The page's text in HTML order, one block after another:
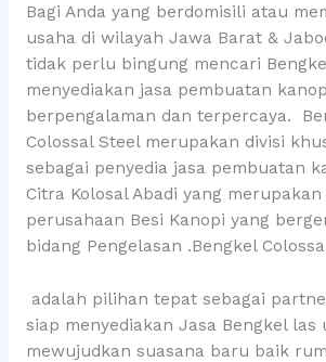
Bagi Anda yang berdomisili atau
usaha di wilayah Jawa Barat &
tidak perlu bingung mencari
menyediakan jasa pembuatan
berpengalaman dan terpercaya.
Colossal Steel merupakan divisi
sebagai penyedia jasa pembuatan
Citra Kolosal Abadi yang
perusahaan Besi Kanopi yang
bidang Pengelasan .Bengkel
adalah pilihan tepat sebagai
siap menyediakan Jasa Bengkel las
mewujudkan suasana baru baik